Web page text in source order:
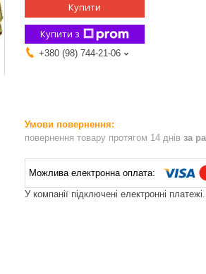
Купити
Купити з
+380 (98) 744-21-06
повернення товару протягом 14 днів за
У компанії підключені електронні